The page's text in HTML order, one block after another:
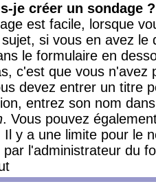
je créer un sondage ?
est facile, lorsque
si vous en avez
le formulaire en
c'est que vous
devez entrer un titre
entrez son nom
. Vous pouvez
Il y a une limite pour le
par l'administrateur du